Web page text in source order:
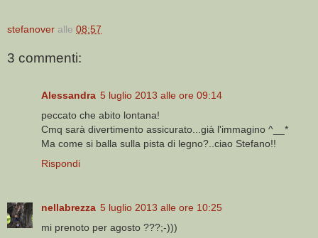
stefanover alle 08:57
3 commenti:
Alessandra 5 luglio 2013 alle ore 09:14
peccato che abito lontana!
Cmq sarà divertimento assicurato...già l'immagino ^__*
Ma come si balla sulla pista di legno?..ciao Stefano!!
Rispondi
nellabrezza 5 luglio 2013 alle ore 10:25
mi prenoto per agosto ???;-)))